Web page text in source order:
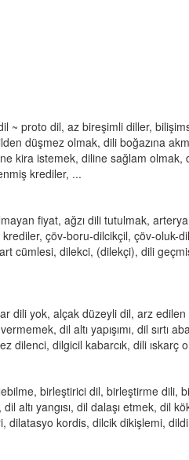
~ proto dil, az bireşimli diller,
düşmez olmak, dili boğazına
kira istemek, diline sağlam olmak,
krediler, ...
fiyat, ağzı dili tutulmak, arterya
çöv-boru-dilcikçil, çöv-oluk-
cümlesi, dilekci, (dilekçi), dili
dili yok, alçak düzeyli dil, arz
dil altı yapışımı, dil sırtı
dilenci, dilgicil kabarcık, dili
birleştirici dil, birleştirme dili,
altı yangısı, dil dalaşı etmek, dil
dilatasyo kordis, dilcik dikişlemi,